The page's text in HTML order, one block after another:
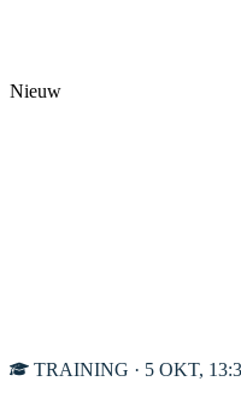
Nieuw
TRAINING · 5 OKT,